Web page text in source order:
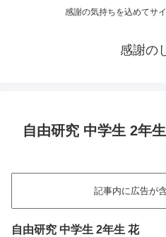
感謝の気持ちを込めてサ
感謝の
自由研究 中学生 2年
記事内に広告が
自由研究 中学生 2年生 花